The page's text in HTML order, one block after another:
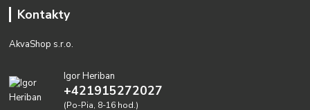
Kontakty
AkvaShop s.r.o.
Igor Heriban
+421915272027
(Po-Pia, 8-16 hod.)